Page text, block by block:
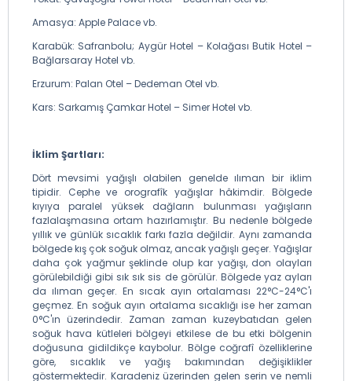
Amasya: Apple Palace vb.
Karabük: Safranbolu; Aygür Hotel – Kolağası Butik Hotel –
Bağlarsaray Hotel vb.
Erzurum: Palan Otel – Dedeman Otel vb.
Kars: Sarkamış Çamkar Hotel – Simer Hotel vb.
İklim Şartları:
Dört mevsimi yağışlı olabilen genelde ılıman bir iklim
tipidir. Cephe ve orografîk yağışlar hâkimdir. Bölgede
kıyıya paralel yüksek dağların bulunması yağışların
fazlalaşmasına ortam hazırlamıştır. Bu nedenle bölgede
yıllık ve günlük sıcaklık farkı fazla değildir. Aynı zamanda
bölgede kış çok soğuk olmaz, ancak yağışlı geçer. Yağışlar
daha çok yağmur şeklinde olup kar yağışı, don olayları
görülebildiği gibi sık sık sis de görülür. Bölgede yaz ayları
da ılıman geçer. En sıcak ayın ortalaması 22°C-24°C'ı
geçmez. En soğuk ayın ortalama sıcaklığı ise her zaman
0°C'ın üzerindedir. Zaman zaman kuzeybatıdan gelen
soğuk hava kütleleri bölgeyi etkilese de bu etki bölgenin
doğusuna gidildikçe kaybolur. Bölge coğrafî özelliklerine
göre, sıcaklık ve yağış bakımından değişiklikler
göstermektedir. Karadeniz üzerinden gelen serin ve nemli